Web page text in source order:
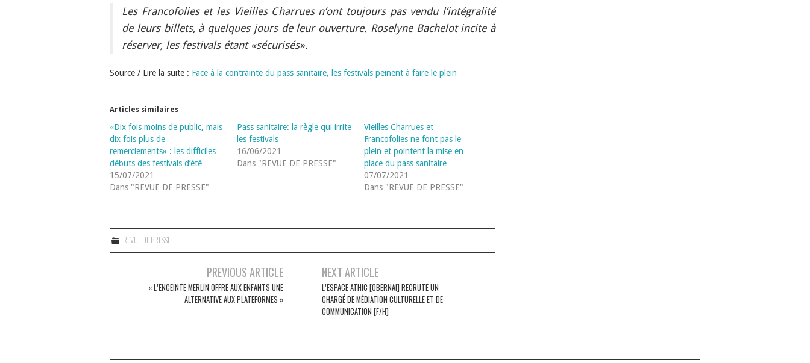
Les Francofolies et les Vieilles Charrues n’ont toujours pas vendu l’intégralité
de leurs billets, à quelques jours de leur ouverture. Roselyne Bachelot incite à
réserver, les festivals étant «sécurisés».
Source / Lire la suite : Face à la contrainte du pass sanitaire, les festivals peinent à faire le plein
Articles similaires
«Dix fois moins de public, mais
dix fois plus de
remerciements» : les difficiles
débuts des festivals d’été
15/07/2021
Dans "REVUE DE PRESSE"
Pass sanitaire: la règle qui irrite
les festivals
16/06/2021
Dans "REVUE DE PRESSE"
Vieilles Charrues et
Francofolies ne font pas le
plein et pointent la mise en
place du pass sanitaire
07/07/2021
Dans "REVUE DE PRESSE"
REVUE DE PRESSE
PREVIOUS ARTICLE
« L’ENCEINTE MERLIN OFFRE AUX ENFANTS UNE
ALTERNATIVE AUX PLATEFORMES »
NEXT ARTICLE
L’ESPACE ATHIC [OBERNAI] RECRUTE UN
CHARGÉ DE MÉDIATION CULTURELLE ET DE
COMMUNICATION [F/H]